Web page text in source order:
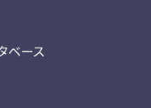
ベース